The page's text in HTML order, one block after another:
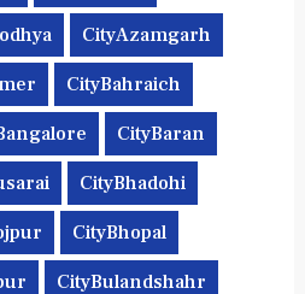
CityAzamgarh
CityBahraich
CityBaran
CityBhadohi
CityBhopal
CityBulandshahr